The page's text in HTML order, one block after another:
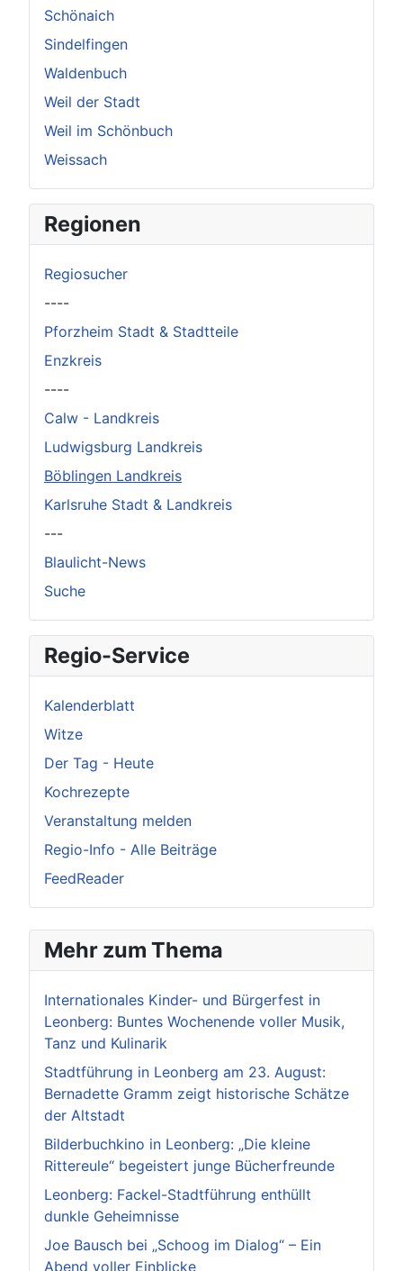
Schönaich
Sindelfingen
Waldenbuch
Weil der Stadt
Weil im Schönbuch
Weissach
Regionen
Regiosucher
----
Pforzheim Stadt & Stadtteile
Enzkreis
----
Calw - Landkreis
Ludwigsburg Landkreis
Böblingen Landkreis
Karlsruhe Stadt & Landkreis
---
Blaulicht-News
Suche
Regio-Service
Kalenderblatt
Witze
Der Tag - Heute
Kochrezepte
Veranstaltung melden
Regio-Info - Alle Beiträge
FeedReader
Mehr zum Thema
Internationales Kinder- und Bürgerfest in
Leonberg: Buntes Wochenende voller Musik,
Tanz und Kulinarik
Stadtführung in Leonberg am 23. August:
Bernadette Gramm zeigt historische Schätze
der Altstadt
Bilderbuchkino in Leonberg: „Die kleine
Rittereule“ begeistert junge Bücherfreunde
Leonberg: Fackel-Stadtführung enthüllt
dunkle Geheimnisse
Joe Bausch bei „Schoog im Dialog“ – Ein
Abend voller Einblicke